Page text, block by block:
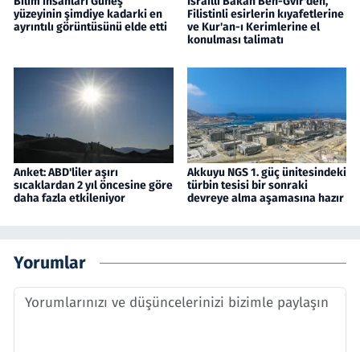
yüzeyinin şimdiye kadarki en
ayrıntılı görüntüsünü elde etti
Filistinli esirlerin kıyafetlerine
ve Kur'an-ı Kerimlerine el
konulması talimatı
Anket: ABD'liler aşırı
sıcaklardan 2 yıl öncesine göre
daha fazla etkileniyor
Akkuyu NGS 1. güç ünitesindeki
türbin tesisi bir sonraki
devreye alma aşamasına hazır
Yorumlar